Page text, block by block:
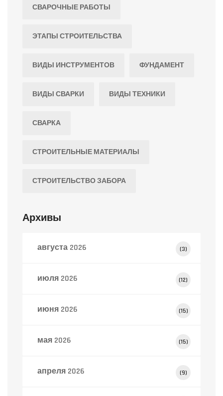
СВАРОЧНЫЕ РАБОТЫ
ЭТАПЫ СТРОИТЕЛЬСТВА
ВИДЫ ИНСТРУМЕНТОВ ФУНДАМЕНТ
ВИДЫ СВАРКИ ВИДЫ ТЕХНИКИ
СВАРКА
СТРОИТЕЛЬНЫЕ МАТЕРИАЛЫ
СТРОИТЕЛЬСТВО ЗАБОРА
Архивы
августа 2026 (3)
июля 2026 (12)
июня 2026 (15)
мая 2026 (15)
апреля 2026 (9)